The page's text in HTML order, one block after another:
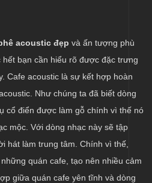
acoustic đẹp và ấn tượng phù
bạn cần hiểu rõ được đặc trưng
Cafe acoustic là sự kết hợp hoàn
Như chúng ta đã biết dòng
cổ điển được làm gỗ chính vì thế nó
mộc. Với dòng nhạc này sẽ tập
hát làm trung tâm. Chính vì thế,
quán cafe, tạo nên nhiều cảm
giữa quán cafe yên tĩnh và dòng